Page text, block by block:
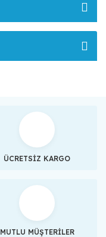
ÜCRETSİZ KARGO
MUTLU MÜŞTERİLER